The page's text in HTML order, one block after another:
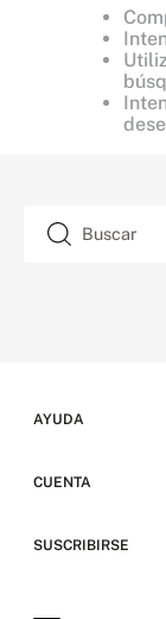
Buscar
AYUDA
Preguntas
CUENTA
SUSCRIBIRSE